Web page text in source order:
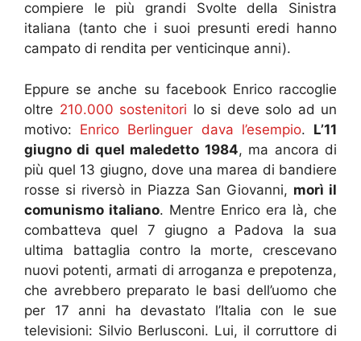
compiere le più grandi Svolte della Sinistra
italiana (tanto che i suoi presunti eredi hanno
campato di rendita per venticinque anni).
Eppure se anche su facebook Enrico raccoglie
oltre 210.000 sostenitori lo si deve solo ad un
motivo: Enrico Berlinguer dava l’esempio. L’11
giugno di quel maledetto 1984, ma ancora di
più quel 13 giugno, dove una marea di bandiere
rosse si riversò in Piazza San Giovanni, morì il
comunismo italiano. Mentre Enrico era là, che
combatteva quel 7 giugno a Padova la sua
ultima battaglia contro la morte, crescevano
nuovi potenti, armati di arroganza e prepotenza,
che avrebbero preparato le basi dell’uomo che
per 17 anni ha devastato l’Italia con le sue
televisioni: Silvio Berlusconi. Lui, il corruttore di